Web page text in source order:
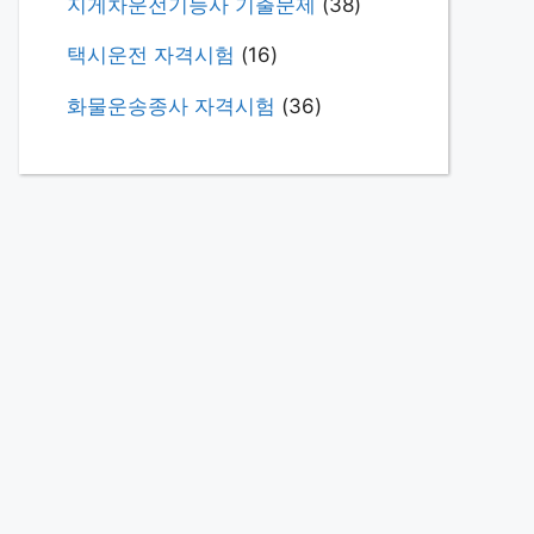
택시운전 자격시험 (16)
화물운송종사 자격시험 (36)